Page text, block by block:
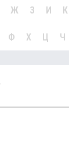
Ж З И К
Ф Х Ц Ч